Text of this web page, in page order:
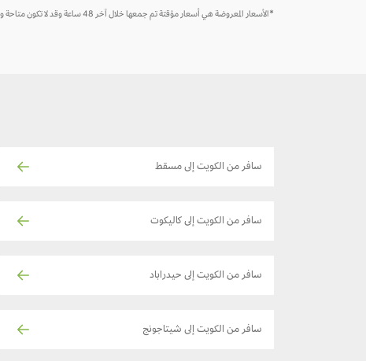
*الأسعار المعروضة هي أسعار مؤقتة تم جمعها خلال آخر 48 ساعة وقد لا تكون متاحة وقت الحجز
سافر من الكويت إلى مسقط
سافر من الكويت إلى كاليكوت
سافر من الكويت إلى حيدراباد
سافر من الكويت إلى شيتاجونج